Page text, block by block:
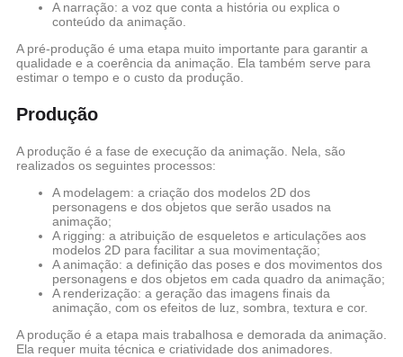
A narração: a voz que conta a história ou explica o
conteúdo da animação.
A pré-produção é uma etapa muito importante para garantir a
qualidade e a coerência da animação. Ela também serve para
estimar o tempo e o custo da produção.
Produção
A produção é a fase de execução da animação. Nela, são
realizados os seguintes processos:
A modelagem: a criação dos modelos 2D dos
personagens e dos objetos que serão usados na
animação;
A rigging: a atribuição de esqueletos e articulações aos
modelos 2D para facilitar a sua movimentação;
A animação: a definição das poses e dos movimentos dos
personagens e dos objetos em cada quadro da animação;
A renderização: a geração das imagens finais da
animação, com os efeitos de luz, sombra, textura e cor.
A produção é a etapa mais trabalhosa e demorada da animação.
Ela requer muita técnica e criatividade dos animadores.